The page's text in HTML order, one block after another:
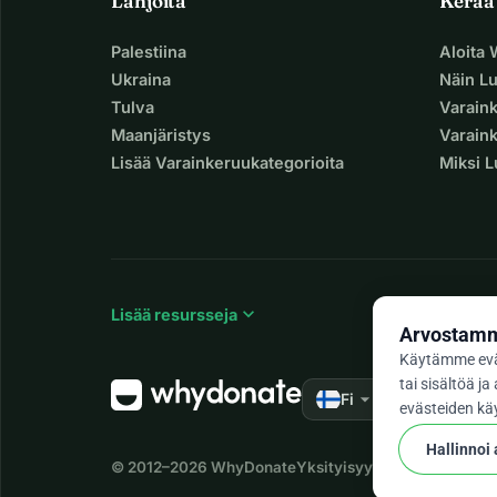
Palestiina
Ukraina
Tulva
Maanjäristys
Lisää Varainkeruukategorioita
Aloita
Näin
Miksi
Lisää resursseja expand_more
Fi arrow_drop_down ★★★★★
© 2012–2026 WhyDonateYksityisyys ja evästeet
Käytämme
tai sisältöä ja
evästeiden
Hallinnoi